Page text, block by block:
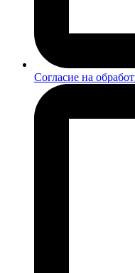
Согласие на